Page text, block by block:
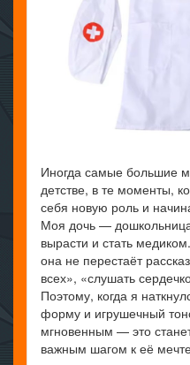
Иногда самые большие
детстве, в те моменты,
себя новую роль и
Моя дочь —
вырасти и стать
она не перестаёт
всех», «слушать
Поэтому, когда я
форму и игрушечный
мгновенным — это
важным шагом к её